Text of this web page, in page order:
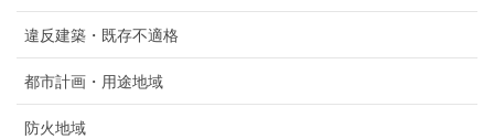
違反建築・既存不適格
都市計画・用途地域
防火地域